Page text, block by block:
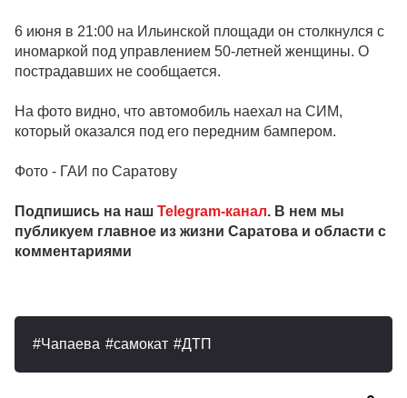
6 июня в 21:00 на Ильинской площади он столкнулся с
иномаркой под управлением 50-летней женщины. О
пострадавших не сообщается.
На фото видно, что автомобиль наехал на СИМ,
который оказался под его передним бампером.
Фото - ГАИ по Саратову
Подпишись на наш Telegram-канал. В нем мы
публикуем главное из жизни Саратова и области с
комментариями
Чапаева самокат ДТП